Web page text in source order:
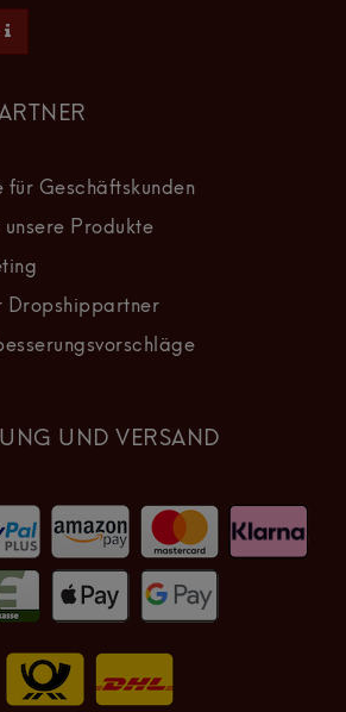
für Geschäftskunden
Produkte
Dropshippartner
UND VERSAND